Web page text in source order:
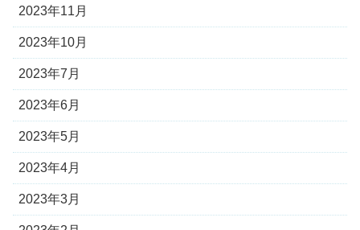
2023年11月
2023年10月
2023年7月
2023年6月
2023年5月
2023年4月
2023年3月